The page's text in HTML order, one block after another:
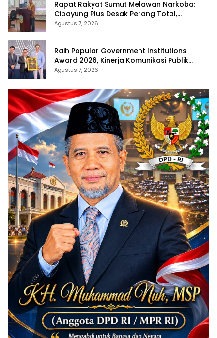
Rapat Rakyat Sumut Melawan Narkoba:
Cipayung Plus Desak Perang Total,
Generasi Muda Jadi Benteng Utama
Agustus 7, 2026
Raih Popular Government Institutions
Award 2026, Kinerja Komunikasi Publik
Kementerian ATR/BPN Kembali Diakui
Agustus 7, 2026